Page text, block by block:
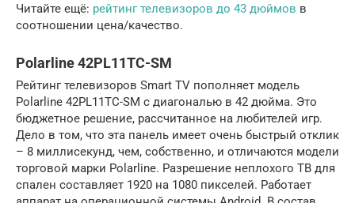
Читайте ещё: рейтинг телевизоров до 43 дюймов в
соотношении цена/качество.
Polarline 42PL11TC-SM
Рейтинг телевизоров Smart TV пополняет модель
Polarline 42PL11TC-SM с диагональю в 42 дюйма. Это
бюджетное решение, рассчитанное на любителей игр.
Дело в том, что эта панель имеет очень быстрый отклик
– 8 миллисекунд, чем, собственно, и отличаются модели
торговой марки Polarline. Разрешение неплохого ТВ для
спален составляет 1920 на 1080 пикселей. Работает